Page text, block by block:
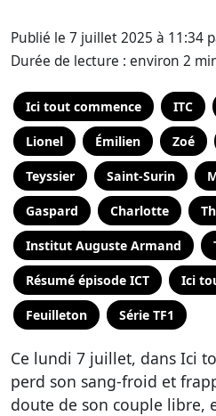
Publié le 7 juillet 2025 à 11:34
Durée de lecture : environ 2
Ici tout commence ITC
Lionel Émilien Zoé
Teyssier Saint-Surin
Gaspard Charlotte
Institut Auguste Armand
Résumé épisode ICT Ici
Feuilleton Série TF1
Ce lundi 7 juillet, dans Ici
perd son sang-froid et
doute de son couple libre,